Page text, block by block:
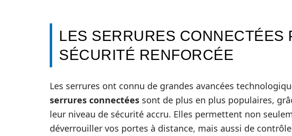
LES SERRURES CONNECTÉES
SÉCURITÉ RENFORCÉE
Les serrures ont connu de grandes avancées
serrures connectées sont de plus en plus populaires,
leur niveau de sécurité accru. Elles permettent non
déverrouiller vos portes à distance, mais aussi de